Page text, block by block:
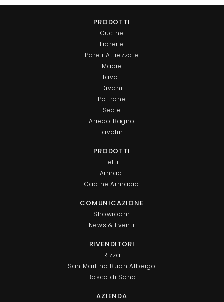
PRODOTTI
Cucine
Librerie
Pareti Attrezzate
Madie
Tavoli
Divani
Poltrone
Sedie
Arredo Bagno
Tavolini
PRODOTTI
Letti
Armadi
Cabine Armadio
COMUNICAZIONE
Showroom
News & Eventi
RIVENDITORI
Rizza
San Martino Buon Albergo
Bosco di Sona
AZIENDA